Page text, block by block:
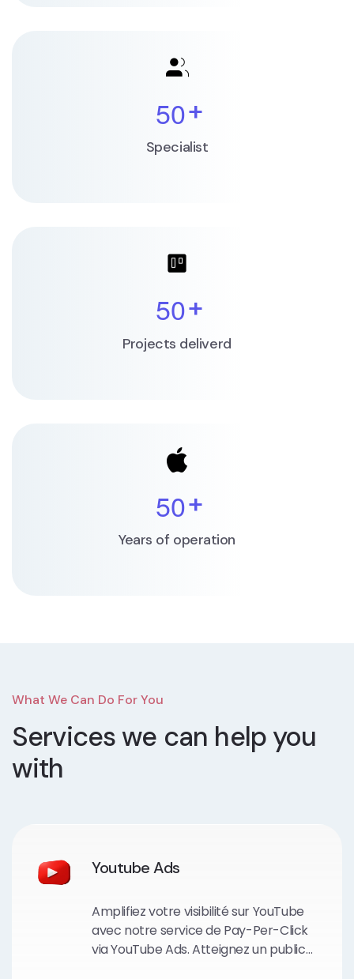
50+
Specialist
50+
Projects deliverd
50+
Years of operation
What We Can Do For You
Services we can help you
with
Youtube Ads
Amplifiez votre visibilité sur YouTube
avec notre service de Pay-Per-Click
via YouTube Ads. Atteignez un public